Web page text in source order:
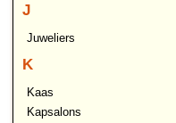
J
Juweliers
K
Kaas
Kapsalons